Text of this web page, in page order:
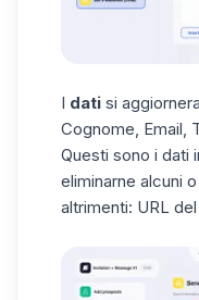
I dati si
Cognome, Email,
Questi sono i dati
eliminarne alcuni
altrimenti: URL